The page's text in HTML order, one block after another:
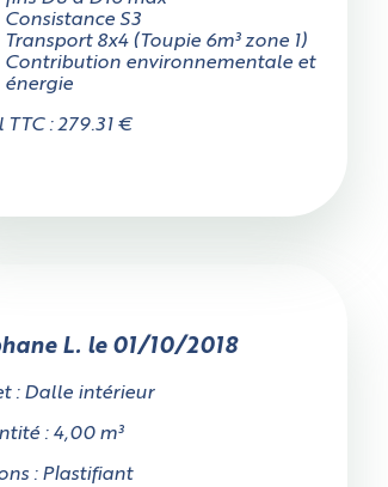
Consistance S3
Transport 8x4 (Toupie 6m³ zone 1)
Contribution environnementale et
énergie
TTC : 279.31 €
L. le 01/10/2018
: Dalle intérieur
: 4,00 m³
: Plastifiant